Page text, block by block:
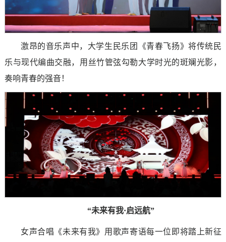
激昂的音乐声中，大学生民乐团《青春飞扬》将传统民
乐与现代编曲交融，用丝竹管弦勾勒大学时光的斑斓光影，
奏响青春的强音！
“未来有我·启远航”
女声合唱《未来有我》用歌声寄语每一位即将踏上新征